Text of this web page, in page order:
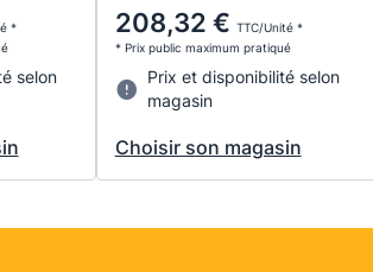
*
selon
208,32 € TTC/Unité *
* Prix public maximum pratiqué
Prix et disponibilité selon
magasin
Choisir son magasin